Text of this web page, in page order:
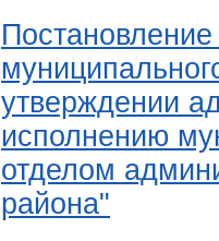
утверждении
исполнению
отделом
района"